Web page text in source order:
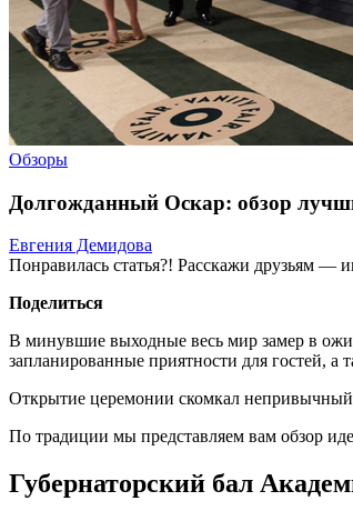
Обзоры
Долгожданный Оскар: обзор
Евгения Демидова
Понравилась статья?! Расскажи друзьям —
Поделиться
В минувшие выходные весь мир замер в
запланированные приятности для гостей,
Открытие церемонии скомкал непривычный
По традиции мы представляем вам обзор
Губернаторский бал